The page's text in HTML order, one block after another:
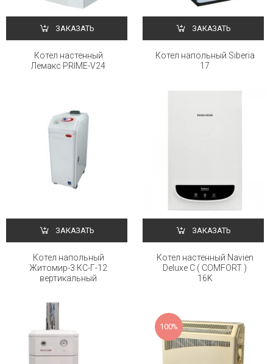
ЗАКАЗАТЬ
Котел настенный
Лемакс PRIME-V24
ЗАКАЗАТЬ
Котел напольный Siberia
17
ЗАКАЗАТЬ
Котел напольный
Житомир-3 КС-Г-12
вертикальный
ЗАКАЗАТЬ
Котел настенный Navien
Deluxe C ( COMFORT )
16K
100%